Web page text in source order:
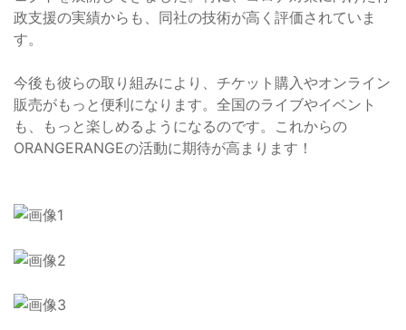
政支援の実績からも、同社の技術が高く評価されていま
す。
今後も彼らの取り組みにより、チケット購入やオンライン
販売がもっと便利になります。全国のライブやイベント
も、もっと楽しめるようになるのです。これからの
ORANGERANGEの活動に期待が高まります！